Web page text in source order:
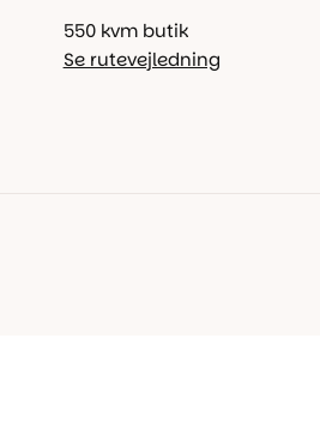
550 kvm butik
Se rutevejledning